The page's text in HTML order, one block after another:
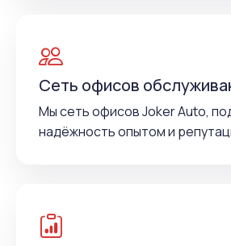
Сеть офисов
Мы сеть офисов Joker Auto,
надёжность опытом и